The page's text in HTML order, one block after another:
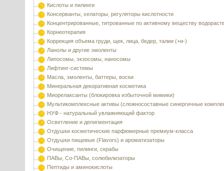
Кислоты и пилинги
Консерванты, хелаторы, регуляторы кислотности
Концентрированные, титрованные по активному веществу
Корнеотерапия
Коррекция объема груди, щек, лица, бедер, талии (+и-)
Ланолы и другие эмоленты
Липосомы, экзосомы, наносомы
Лифтинг-системы
Масла, эмоленты, баттеры, воски
Минеральная декоративная косметика
Миорелаксанты (блокировка избыточной мимики)
Мультикомплексные активы (сложносоставные синергичные
НУФ - натуральный увлажняющий фактор
Осветление и депигментация
Отдушки косметические парфюмерные премиум-класса
Отдушки пищевые (Flavors) и ароматизаторы
Очищение, пилинги, скрабы
ПАВы, Со-ПАВы, солюбилизаторы
Пептиды и аминокислоты